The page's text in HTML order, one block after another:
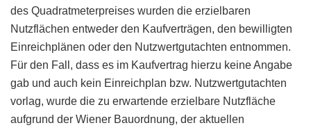
des Quadratmeterpreises wurden die erzielbaren
Nutzflächen entweder den Kaufverträgen, den bewilligten
Einreichplänen oder den Nutzwertgutachten entnommen.
Für den Fall, dass es im Kaufvertrag hierzu keine Angabe
gab und auch kein Einreichplan bzw. Nutzwertgutachten
vorlag, wurde die zu erwartende erzielbare Nutzfläche
aufgrund der Wiener Bauordnung, der aktuellen